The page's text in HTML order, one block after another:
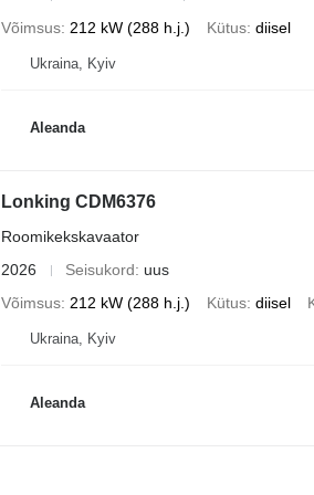
Võimsus 212 kW (288 h.j.) Kütus diisel
Ukraina, Kyiv
Aleanda
Lonking CDM6376
Roomikekskavaator
2026
Seisukord
uus
Võimsus 212 kW (288 h.j.) Kütus diisel
Ukraina, Kyiv
Aleanda